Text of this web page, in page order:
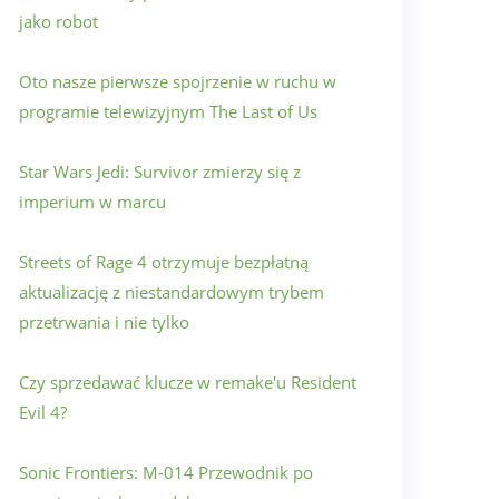
jako robot
Oto nasze pierwsze spojrzenie w ruchu w
programie telewizyjnym The Last of Us
Star Wars Jedi: Survivor zmierzy się z
imperium w marcu
Streets of Rage 4 otrzymuje bezpłatną
aktualizację z niestandardowym trybem
przetrwania i nie tylko
Czy sprzedawać klucze w remake'u Resident
Evil 4?
Sonic Frontiers: M-014 Przewodnik po